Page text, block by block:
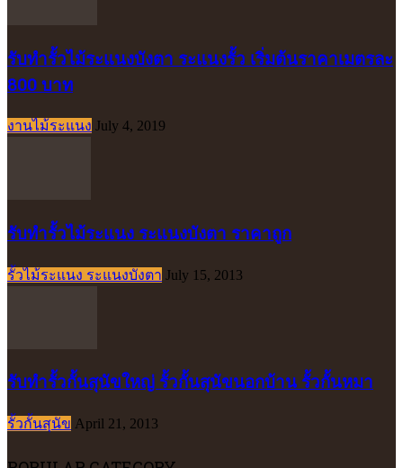
รับทำรั้วไม้ระแนงบังตา ระแนงรั้ว เริ่มต้นราคาเมตรละ
800 บาท
งานไม้ระแนง July 4, 2019
รับทำรั้วไม้ระแนง ระแนงบังตา ราคาถูก
รั้วไม้ระแนง ระแนงบังตา July 15, 2013
รับทำรั้วกั้นสุนัขใหญ่ รั้วกั้นสุนัขนอกบ้าน รั้วกั้นหมา
รั้วกั้นสุนัข April 21, 2013